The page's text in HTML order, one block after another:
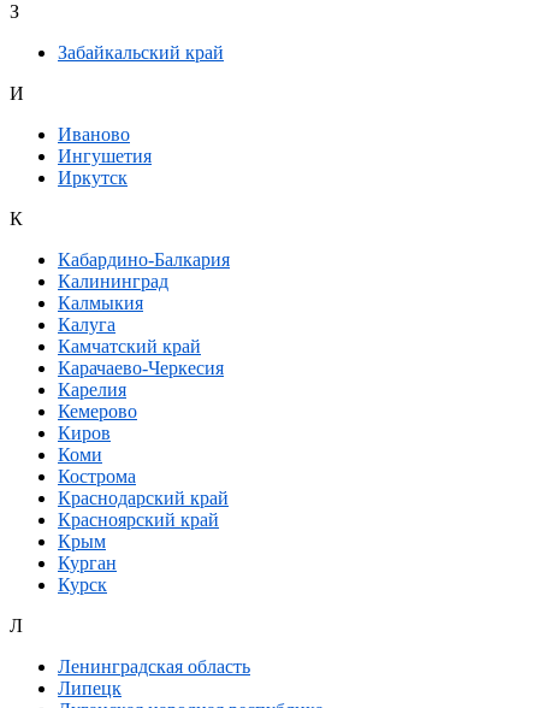
З
Забайкальский край
И
Иваново
Ингушетия
Иркутск
К
Кабардино-Балкария
Калининград
Калмыкия
Калуга
Камчатский край
Карачаево-Черкесия
Карелия
Кемерово
Киров
Коми
Кострома
Краснодарский край
Красноярский край
Крым
Курган
Курск
Л
Ленинградская область
Липецк